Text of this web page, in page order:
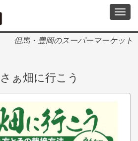
但馬・豊岡のスーパーマーケット
ぁ畑に行こう